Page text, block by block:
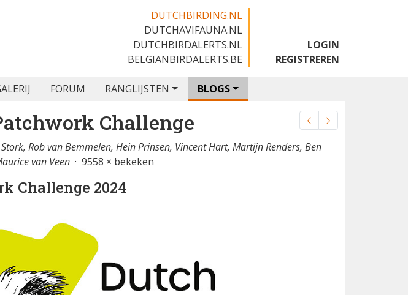
DUTCHBIRDING.NL
DUTCHAVIFAUNA.NL
DUTCHBIRDALERTS.NL
BELGIANBIRDALERTS.BE
LOGIN
REGISTREREN
FORUM RANGLIJSTEN BLOGS
Challenge
Rob van Bemmelen, Hein Prinsen, Vincent Hart, Martijn Renders, Ben
van Veen · 9558 × bekeken
Challenge 2024